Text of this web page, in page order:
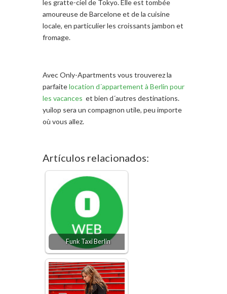
les gratte-ciel de Tokyo. Elle est tombée
amoureuse de Barcelone et de la cuisine
locale, en particulier les croissants jambon et
fromage.
Avec Only-Apartments vous trouverez la
parfaitelocation d´appartement à Berlin pour
les vacances et bien d´autres destinations.
yuilop sera un compagnon utile, peu importe
où vous allez.
Artículos relacionados:
Funk Taxi Berlin